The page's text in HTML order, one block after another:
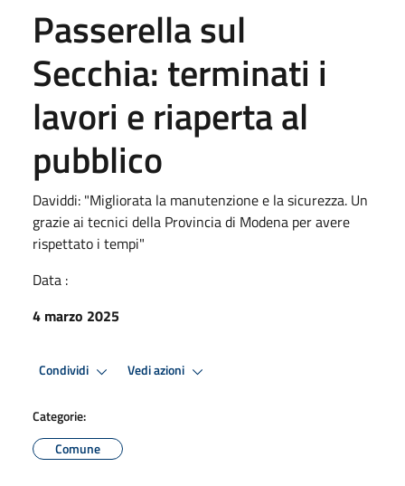
Passerella sul
Secchia: terminati i
lavori e riaperta al
pubblico
Daviddi: "Migliorata la manutenzione e la sicurezza. Un
grazie ai tecnici della Provincia di Modena per avere
rispettato i tempi"
Data :
4 marzo 2025
Condividi Vedi azioni
Categorie:
Comune